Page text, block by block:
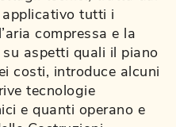
tutti i
compressa e la
aspetti quali il piano
costi, introduce alcuni
tecnologie
e quanti operano e